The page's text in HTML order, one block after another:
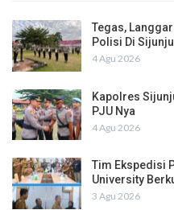
Tegas,
Polisi Di
4 Agu 2026
Kapolres
PJU Nya
4 Agu 2026
Tim Ekspedisi
University
3 Agu 2026